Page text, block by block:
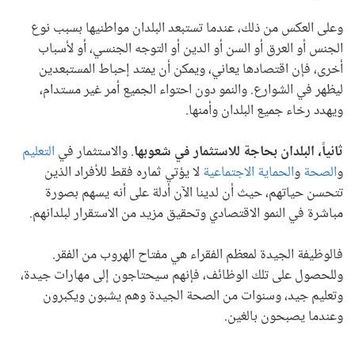
وعلى العكس من ذلك، عندما تستبعد البلدان مواطنيها بسبب نوع
الجنس أو العرق أو السن أو الدين أو التوجه الجنسي، أو لأسباب
أخرى، فإن اقتصادها يعاني، ويمكن أن يمتد إحباط المستبعدين
ليظهر في الشوارع. والنمو دون احتواء الجميع أمر غير مستدام،
ويهدد رخاء جميع البلدان وأمنها.
ثانياً، البلدان بحاجة للاستثمار في شعوبها. والاستثمار في التعليم
والصحةوالحماية الاجتماعيةلا يؤتي ثماره فقط للأفراد الذين
تتحسن حياتهم، حيث أن لدينا الآن أدلة على أنه يسهم بصورة
مباشرة في النمو الاقتصادي وتحقيق مزيد من الاستقرار لبلدانهم.
فالوظيفة الجيدة لمعظم الفقراء هي مفتاح الهروب من الفقر.
وللحصول على تلك الوظائف، فإنهم سيحتاجون إلى مهارات جيدة،
وتعليم جيد، وسنوات من الصحة الجيدة وهم يشبون ويكبرون
وعندما يصبحون بالغين.